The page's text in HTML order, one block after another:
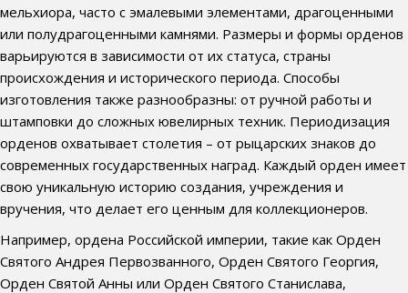
мельхиора, часто с эмалевыми элементами, драгоценными
или полудрагоценными камнями. Размеры и формы орденов
варьируются в зависимости от их статуса, страны
происхождения и исторического периода. Способы
изготовления также разнообразны: от ручной работы и
штамповки до сложных ювелирных техник. Периодизация
орденов охватывает столетия – от рыцарских знаков до
современных государственных наград. Каждый орден имеет
свою уникальную историю создания, учреждения и
вручения, что делает его ценным для коллекционеров.
Например, ордена Российской империи, такие как Орден
Святого Андрея Первозванного, Орден Святого Георгия,
Орден Святой Анны или Орден Святого Станислава,